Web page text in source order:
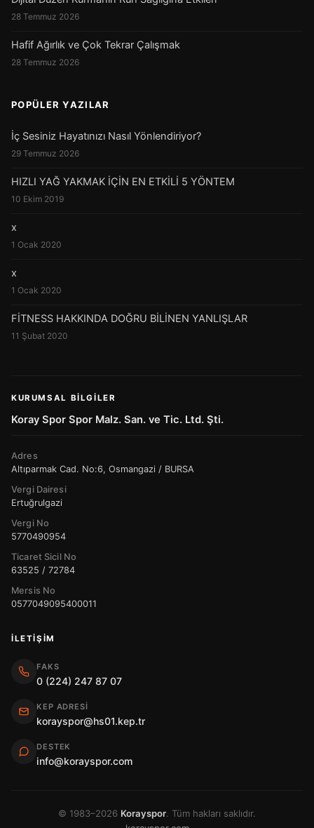
28 Temmuz 2026
Hafif Ağırlık ve Çok Tekrar Çalışmak
28 Temmuz 2026
POPÜLER YAZILAR
İç Sesiniz Hayatınızı Nasıl Yönlendiriyor?
29 Temmuz 2026
HIZLI YAĞ YAKMAK İÇİN EN ETKİLİ 5 YÖNTEM
10 Ekim 2019
x
1 Ocak 2020
x
1 Ocak 2020
FİTNESS HAKKINDA DOĞRU BİLİNEN YANLIŞLAR
11 Şubat 2020
KURUMSAL BILGILER
Koray Spor Spor Malz. San. ve Tic. Ltd. Şti.
Adres
Altıparmak Cad. No:6, Osmangazi / BURSA
Vergi Dairesi
Ertuğrulgazi
Vergi No
5770490954
Ticaret Sicil No
63525 / 72784
Mersis No
0577049095400011
İLETIŞIM
FAKS
0 (224) 247 87 07
KEP ADRESI
korayspor@hs01.kep.tr
DESTEK
info@korayspor.com
© 1983–2026 Korayspor. Tüm hakları saklıdır.